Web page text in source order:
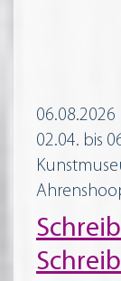
06.08.2026
02.04. bis